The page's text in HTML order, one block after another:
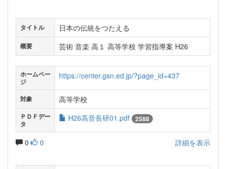
タイトル 日本の伝統をつたえる
概要 芸術 音楽 高１ 高等学校 学習指導案 H26
ホームペー
ジ
https://center.gsn.ed.jp/?page_id=437
対象 高等学校
ＰＤＦデー
タ
H26高音長研01.pdf 2588
0 0 詳細を表示